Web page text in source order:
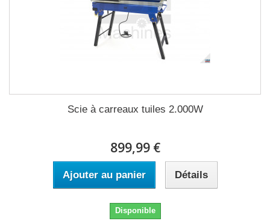
Scie à carreaux tuiles 2.000W
899,99 €
Ajouter au panier Détails
Disponible